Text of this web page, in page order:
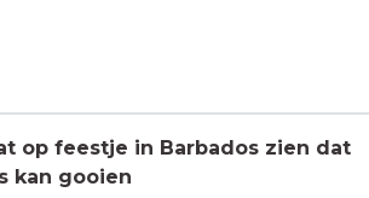
op feestje in Barbados zien dat
kan gooien